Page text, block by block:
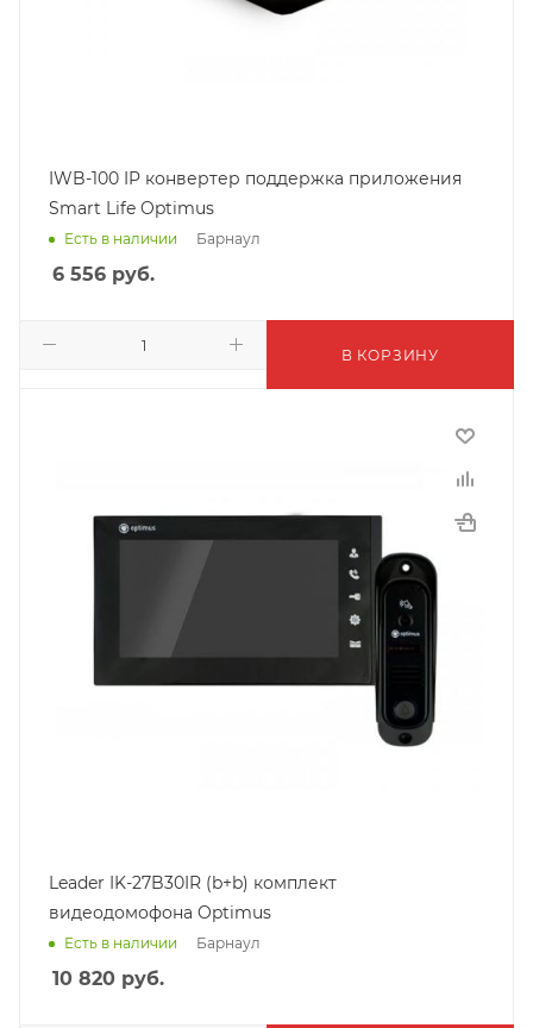
IWB-100 IP конвертер поддержка приложения
Smart Life Optimus
Есть в наличии Барнаул
6 556 руб.
В КОРЗИНУ
Leader IK-27B30IR (b+b) комплект
видеодомофона Optimus
Есть в наличии Барнаул
10 820 руб.